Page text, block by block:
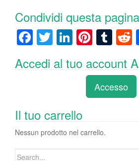
Condividi questa pagina
F
c
o
o
k
T
wi
tt
Li
k
n
Pi
er
e
st
T
m
bl
r
e
di
t
Accedi al tuo account
Accesso
Il tuo carrello
Nessun prodotto nel carrello.
Search